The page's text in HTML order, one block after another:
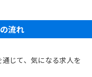
流れ
じて、気になる求人を